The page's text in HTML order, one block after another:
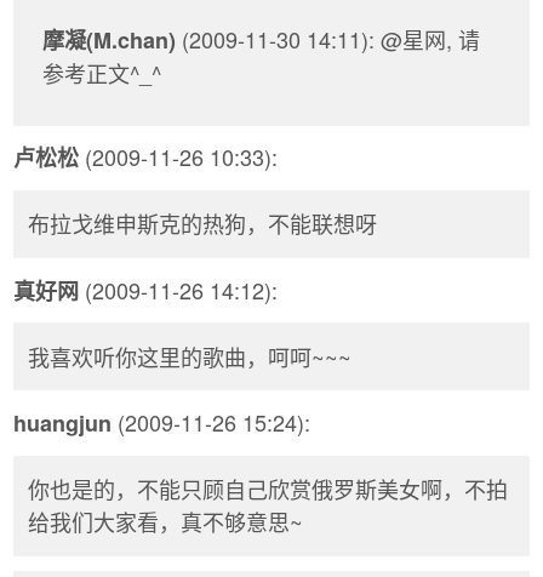
摩凝(M.chan) (2009-11-30 14:11): @星网, 请
参考正文^_^
卢松松 (2009-11-26 10:33):
布拉戈维申斯克的热狗，不能联想呀
真好网 (2009-11-26 14:12):
我喜欢听你这里的歌曲，呵呵~~~
huangjun (2009-11-26 15:24):
你也是的，不能只顾自己欣赏俄罗斯美女啊，不拍
给我们大家看，真不够意思~